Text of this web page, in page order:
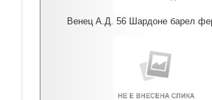
Венец А.Д. 56 Шардоне барел